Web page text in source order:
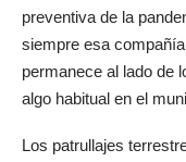
preventiva de la
siempre esa
permanece al lado de
algo habitual en el
Los patrullajes